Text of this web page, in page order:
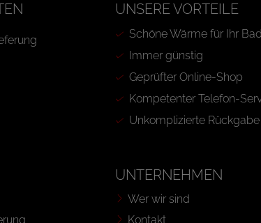
UNSERE VORTEILE
Schöne Wärme für Ihr
Immer günstig
Geprüfter Online-Shop
Kompetenter Telefon-
Unkomplizierte Rückgabe
UNTERNEHMEN
Wer wir sind
Kontakt